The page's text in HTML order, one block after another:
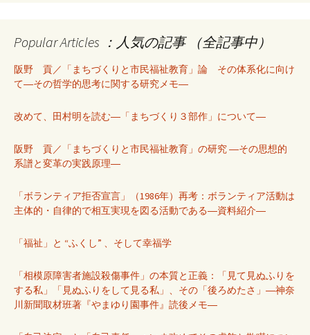
Popular Articles ：人気の記事 （全記事中）
阪野 貢／「まちづくりと市民福祉教育」論 その体系化に向け
て―その哲学的思考に関する研究メモ―
改めて、田村明を読む―「まちづくり３部作」について―
阪野 貢／「まちづくりと市民福祉教育」の研究 ―その思想的
系譜と変革の実践原理―
「ボランティア拒否宣言」（1986年）再考：ボランティア活動は
主体的・自律的で相互実現を図る活動である―資料紹介―
「福祉」と “ふくし” 、そして幸福学
「相模原障害者施設殺傷事件」の本質と正義：「見て見ぬふりを
する私」「見ぬふりをして見る私」、その「後ろめたさ」―神奈
川新聞取材班著『やまゆり園事件』読後メモ―